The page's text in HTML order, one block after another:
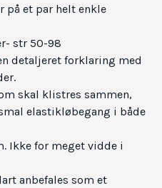
på et par helt enkle
str 50-98
detaljeret forklaring med
skal klistres sammen,
elastikløbegang i både
Ikke for meget vidde i
anbefales som et